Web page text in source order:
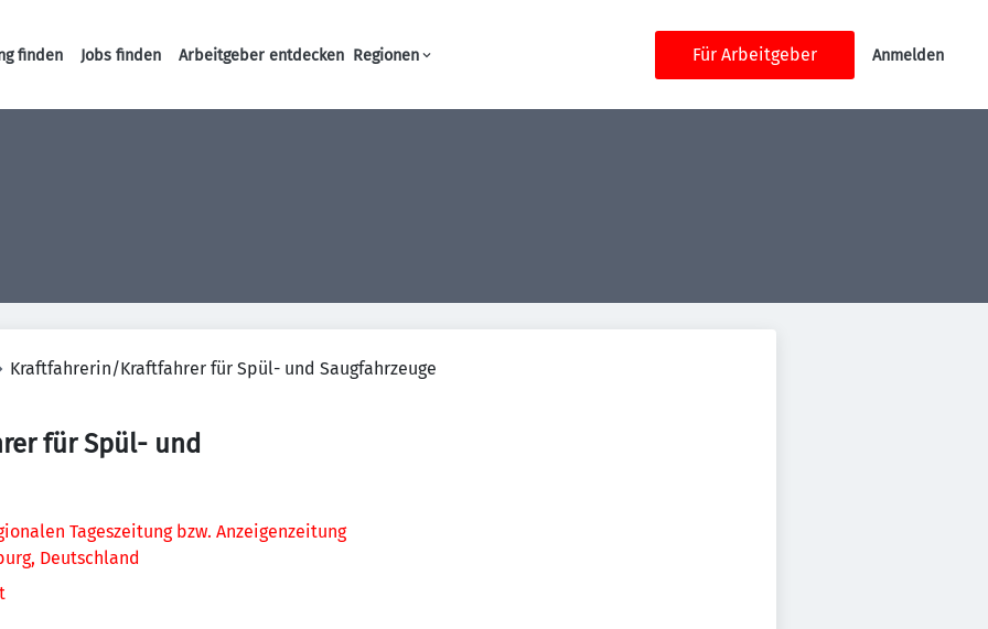
Haupt-Navigation
finden Jobs finden Arbeitgeber entdecken Regionen Für Arbeitgeber Anmelden
Kraftfahrerin/Kraftfahrer für Spül- und Saugfahrzeuge
für Spül- und
Tageszeitung bzw. Anzeigenzeitung
Deutschland